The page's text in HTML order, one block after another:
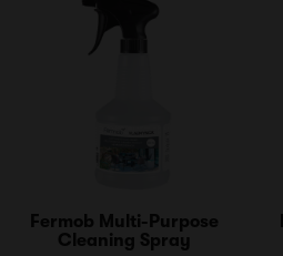
Fermob Multi-Purpose
Cleaning Spray